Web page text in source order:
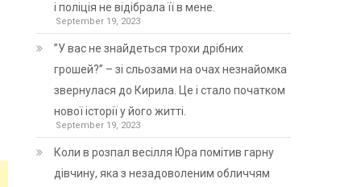
і поліція не відібрала її в мене.
September 19, 2023
”У вас не знайдеться трохи дрібних
грошей?” – зі сльозами на очах незнайомка
звернулася до Кирила. Це і стало початком
нової історії у його житті.
September 19, 2023
Коли в розпал весілля Юра помітив гарну
дівчину, яка з незадоволеним обличчям